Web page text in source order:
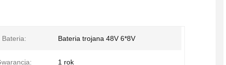
Bateria: Bateria trojana 48V 6*8V
1 rok